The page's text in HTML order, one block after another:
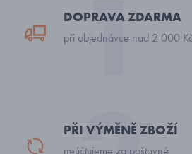
DOPRAVA ZDARMA
při objednávce nad 2 000
PŘI VÝMĚNĚ ZBOŽÍ
neúčtujeme za poštovné